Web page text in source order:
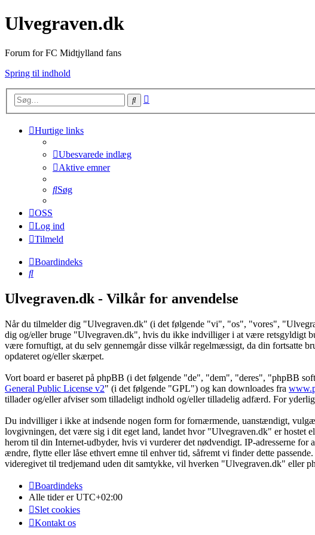
Ulvegraven.dk
Forum for FC Midtjylland fans
Spring til indhold
Søg
Hurtige links
Ubesvarede indlæg
Aktive emner
Søg
OSS
Log ind
Tilmeld
Boardindeks
Søg
Ulvegraven.dk - Vilkår for anvendelse
Når du tilmelder dig "Ulvegraven.dk" (i det følgende "vi", "os", "vores",
dig og/eller bruge "Ulvegraven.dk", hvis du ikke indvilliger i at være retsgyldigt
være fornuftigt, at du selv gennemgår disse vilkår regelmæssigt, da din fortsatte
opdateret og/eller skærpet.
Vort board er baseret på phpBB (i det følgende "de", "dem", "deres", "phpBB
General Public License v2" (i det følgende "GPL") og kan downloades fra
tillader og/eller afviser som tilladeligt indhold og/eller tilladelig adfærd. For
Du indvilliger i ikke at indsende nogen form for fornærmende, uanstændigt,
lovgivningen, det være sig i dit eget land, landet hvor "Ulvegraven.dk" er hostet
herom til din Internet-udbyder, hvis vi vurderer det nødvendigt. IP-adresserne
ændre, flytte eller låse ethvert emne til enhver tid, såfremt vi finder dette
videregivet til tredjemand uden dit samtykke, vil hverken "Ulvegraven.dk" eller
Boardindeks
Alle tider erUTC+02:00
Slet cookies
Kontakt os